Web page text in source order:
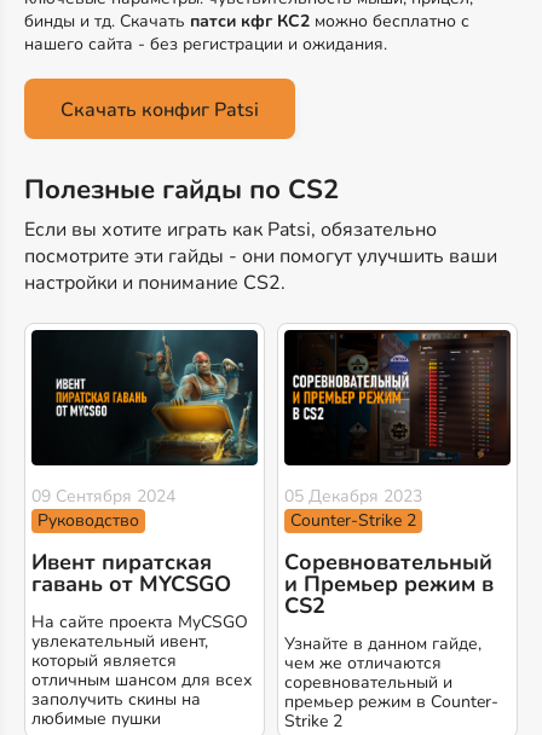
бинды и тд. Скачать патси кфг КС2 можно бесплатно с
нашего сайта - без регистрации и ожидания.
Скачать конфиг Patsi
Полезные гайды по CS2
Если вы хотите играть как Patsi, обязательно
посмотрите эти гайды - они помогут улучшить ваши
настройки и понимание CS2.
09 Сентября 2024
Руководство
Ивент пиратская
гавань от MYCSGO
На сайте проекта MyCSGO
увлекательный ивент,
который является
отличным шансом для всех
заполучить скины на
любимые пушки
05 Декабря 2023
Counter-Strike 2
Соревновательный
и Премьер режим в
CS2
Узнайте в данном гайде,
чем же отличаются
соревновательный и
премьер режим в Counter-
Strike 2